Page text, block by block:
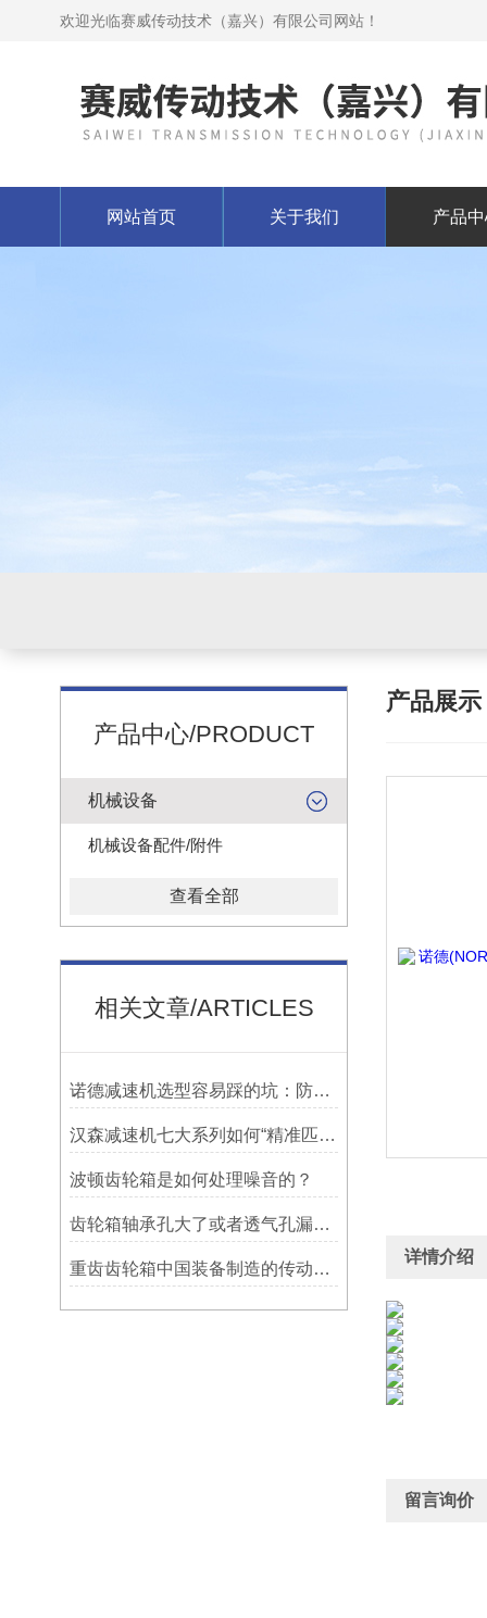
欢迎光临赛威传动技术（嘉兴）有限公司网站！
网站首页 关于我们 产品
产品中心/PRODUCT
机械设备
机械设备配件/附件
查看全部
相关文章/ARTICLES
诺德减速机选型容易踩的坑：防水等级选低了，户外用半年就废
汉森减速机七大系列如何“精准匹配”应用场景
波顿齿轮箱是如何处理噪音的？
齿轮箱轴承孔大了或者透气孔漏油要怎么处理？
重齿齿轮箱中国装备制造的传动脊梁
产品展示
详情介绍
留言询价